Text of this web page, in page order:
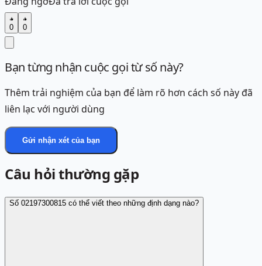
0 0
Bạn từng nhận cuộc gọi từ số này?
Thêm trải nghiệm của bạn để làm rõ hơn cách số này đã
liên lạc với người dùng
Gửi nhận xét của bạn
Câu hỏi thường gặp
Số 02197300815 có thể viết theo những định dạng nào?